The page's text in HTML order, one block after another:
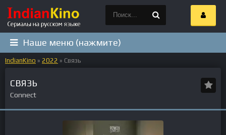
Наше меню (нажмите)
IndianKino » 2022 » Связь
СВЯЗЬ
Connect